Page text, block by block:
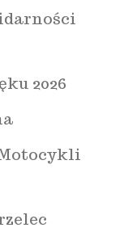
2026